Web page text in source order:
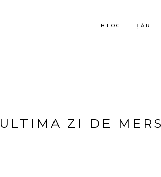
BLOG ȚĂRI
ULTIMA ZI DE MERS